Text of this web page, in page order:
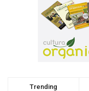
Trending